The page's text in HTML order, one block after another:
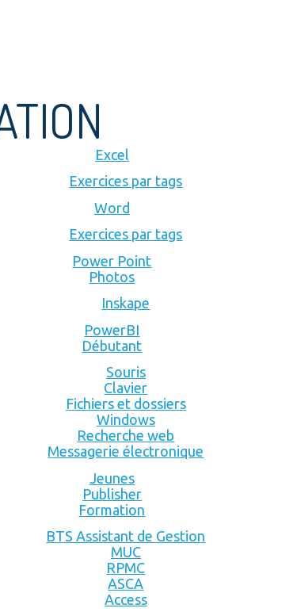
Excel
Exercices par tags
Word
Exercices par tags
Power Point
Photos
Inskape
PowerBI
Débutant
Souris
Clavier
Fichiers et dossiers
Windows
Recherche web
Messagerie électronique
Jeunes
Publisher
Formation
BTS Assistant de Gestion
MUC
RPMC
ASCA
Access